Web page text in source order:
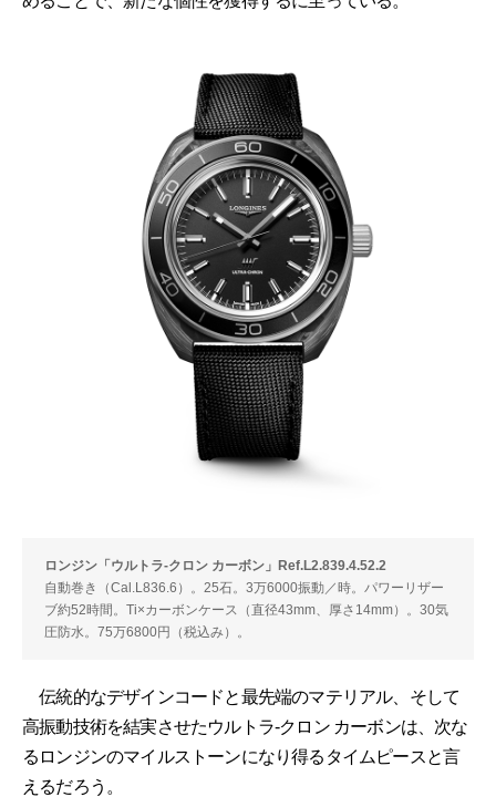
ロンジン「ウルトラ-クロン カーボン」Ref.L2.839.4.52.2
自動巻き（Cal.L836.6）。25石。3万6000振動／時。パワーリザー
ブ約52時間。Ti×カーボンケース（直径43mm、厚さ14mm）。30気
圧防水。75万6800円（税込み）。
伝統的なデザインコードと最先端のマテリアル、そして
高振動技術を結実させたウルトラ-クロン カーボンは、次な
るロンジンのマイルストーンになり得るタイムピースと言
えるだろう。